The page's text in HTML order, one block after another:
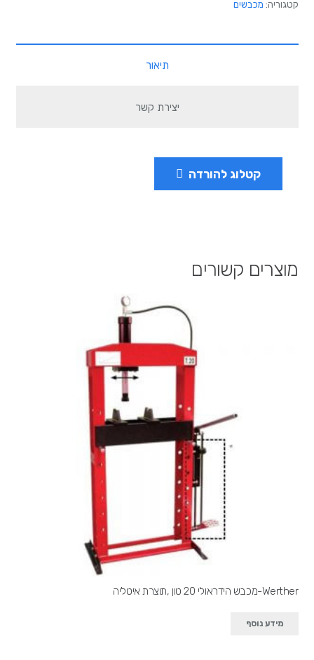
קטגוריה: מכבשים
תיאור
יצירת קשר
קטלוג להורדה
מוצרים קשורים
Werther-מכבש הידראולי 20 טון ,תוצרת איטליה
מידע נוסף